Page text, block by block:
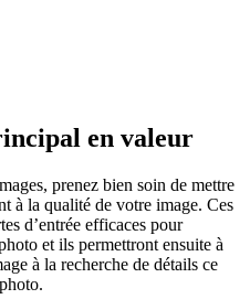
en valeur
prenez bien soin de mettre
à la qualité de votre image. Ces
d’entrée efficaces pour
et ils permettront ensuite à
à la recherche de détails ce